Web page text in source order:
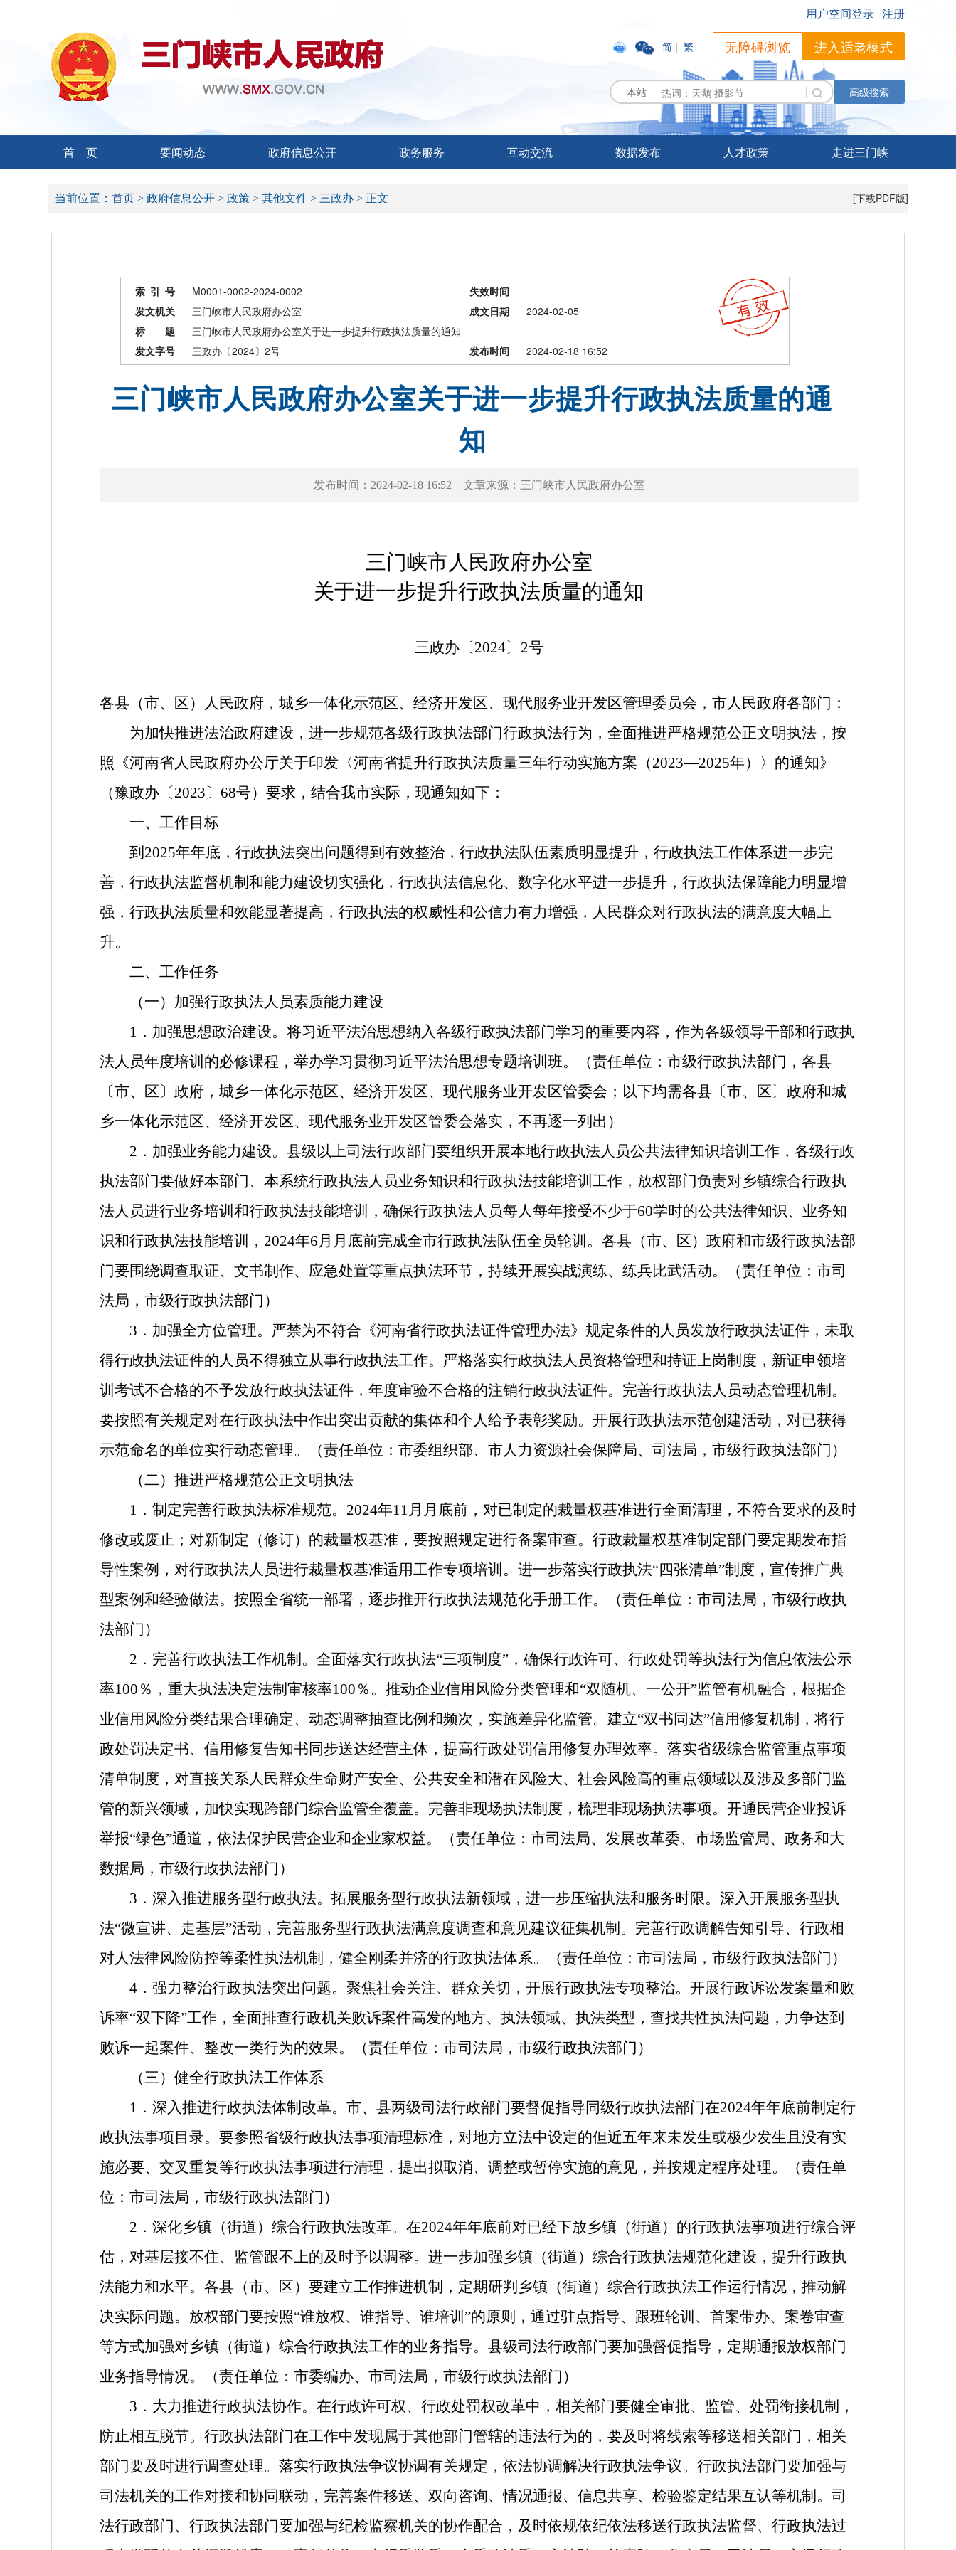
简 | 繁 无障碍浏览 进入适老模式
本站 高级搜索
首 页 要闻动态 政府信息公开 政务服务 互动交流 数据发布 人才政策 走进三门峡
当前位置： 首页 > 政府信息公开 > 政策 > 其他文件 > 三政办 > 正文 [下载PDF版]
索 引 号 M0001-0002-2024-0002
失效时间
发文机关
三门峡市人民政府办公室 成文日期
2024-02-05
标 题
三门峡市人民政府办公室关于进一步提升行政执法质量的通知
发文字号
三政办〔2024〕2号 发布时间 2024-02-18 16:52
三门峡市人民政府办公室关于进一步提升行政执法质量的通
知
发布时间： 2024-02-18 16:52 文章来源： 三门峡市人民政府办公室
三门峡市人民政府办公室
关于进一步提升行政执法质量的通知
三政办〔2024〕2号
各县（市、区）人民政府，城乡一体化示范区、经济开发区、现代服务业开发区管理委员会，市人民政府各部门：
为加快推进法治政府建设，进一步规范各级行政执法部门行政执法行为，全面推进严格规范公正文明执法，按
照《河南省人民政府办公厅关于印发〈河南省提升行政执法质量三年行动实施方案（2023—2025年）〉的通知》
（豫政办〔2023〕68号）要求，结合我市实际，现通知如下：
一、工作目标
到2025年年底，行政执法突出问题得到有效整治，行政执法队伍素质明显提升，行政执法工作体系进一步完
善，行政执法监督机制和能力建设切实强化，行政执法信息化、数字化水平进一步提升，行政执法保障能力明显增
强，行政执法质量和效能显著提高，行政执法的权威性和公信力有力增强，人民群众对行政执法的满意度大幅上
升。
二、工作任务
（一）加强行政执法人员素质能力建设
1．加强思想政治建设。将习近平法治思想纳入各级行政执法部门学习的重要内容，作为各级领导干部和行政执
法人员年度培训的必修课程，举办学习贯彻习近平法治思想专题培训班。（责任单位：市级行政执法部门，各县
〔市、区〕政府，城乡一体化示范区、经济开发区、现代服务业开发区管委会；以下均需各县〔市、区〕政府和城
乡一体化示范区、经济开发区、现代服务业开发区管委会落实，不再逐一列出）
2．加强业务能力建设。县级以上司法行政部门要组织开展本地行政执法人员公共法律知识培训工作，各级行政
执法部门要做好本部门、本系统行政执法人员业务知识和行政执法技能培训工作，放权部门负责对乡镇综合行政执
法人员进行业务培训和行政执法技能培训，确保行政执法人员每人每年接受不少于60学时的公共法律知识、业务知
识和行政执法技能培训，2024年6月月底前完成全市行政执法队伍全员轮训。各县（市、区）政府和市级行政执法部
门要围绕调查取证、文书制作、应急处置等重点执法环节，持续开展实战演练、练兵比武活动。（责任单位：市司
法局，市级行政执法部门）
3．加强全方位管理。严禁为不符合《河南省行政执法证件管理办法》规定条件的人员发放行政执法证件，未取
得行政执法证件的人员不得独立从事行政执法工作。严格落实行政执法人员资格管理和持证上岗制度，新证申领培
训考试不合格的不予发放行政执法证件，年度审验不合格的注销行政执法证件。完善行政执法人员动态管理机制。
要按照有关规定对在行政执法中作出突出贡献的集体和个人给予表彰奖励。开展行政执法示范创建活动，对已获得
示范命名的单位实行动态管理。（责任单位：市委组织部、市人力资源社会保障局、司法局，市级行政执法部门）
（二）推进严格规范公正文明执法
1．制定完善行政执法标准规范。2024年11月月底前，对已制定的裁量权基准进行全面清理，不符合要求的及时
修改或废止；对新制定（修订）的裁量权基准，要按照规定进行备案审查。行政裁量权基准制定部门要定期发布指
导性案例，对行政执法人员进行裁量权基准适用工作专项培训。进一步落实行政执法“四张清单”制度，宣传推广典
型案例和经验做法。按照全省统一部署，逐步推开行政执法规范化手册工作。（责任单位：市司法局，市级行政执
法部门）
2．完善行政执法工作机制。全面落实行政执法“三项制度”，确保行政许可、行政处罚等执法行为信息依法公示
率100％，重大执法决定法制审核率100％。推动企业信用风险分类管理和“双随机、一公开”监管有机融合，根据企
业信用风险分类结果合理确定、动态调整抽查比例和频次，实施差异化监管。建立“双书同达”信用修复机制，将行
政处罚决定书、信用修复告知书同步送达经营主体，提高行政处罚信用修复办理效率。落实省级综合监管重点事项
清单制度，对直接关系人民群众生命财产安全、公共安全和潜在风险大、社会风险高的重点领域以及涉及多部门监
管的新兴领域，加快实现跨部门综合监管全覆盖。完善非现场执法制度，梳理非现场执法事项。开通民营企业投诉
举报“绿色”通道，依法保护民营企业和企业家权益。（责任单位：市司法局、发展改革委、市场监管局、政务和大
数据局，市级行政执法部门）
3．深入推进服务型行政执法。拓展服务型行政执法新领域，进一步压缩执法和服务时限。深入开展服务型执
法“微宣讲、走基层”活动，完善服务型行政执法满意度调查和意见建议征集机制。完善行政调解告知引导、行政相
对人法律风险防控等柔性执法机制，健全刚柔并济的行政执法体系。（责任单位：市司法局，市级行政执法部门）
4．强力整治行政执法突出问题。聚焦社会关注、群众关切，开展行政执法专项整治。开展行政诉讼发案量和败
诉率“双下降”工作，全面排查行政机关败诉案件高发的地方、执法领域、执法类型，查找共性执法问题，力争达到
败诉一起案件、整改一类行为的效果。（责任单位：市司法局，市级行政执法部门）
（三）健全行政执法工作体系
1．深入推进行政执法体制改革。市、县两级司法行政部门要督促指导同级行政执法部门在2024年年底前制定行
政执法事项目录。要参照省级行政执法事项清理标准，对地方立法中设定的但近五年来未发生或极少发生且没有实
施必要、交叉重复等行政执法事项进行清理，提出拟取消、调整或暂停实施的意见，并按规定程序处理。（责任单
位：市司法局，市级行政执法部门）
2．深化乡镇（街道）综合行政执法改革。在2024年年底前对已经下放乡镇（街道）的行政执法事项进行综合评
估，对基层接不住、监管跟不上的及时予以调整。进一步加强乡镇（街道）综合行政执法规范化建设，提升行政执
法能力和水平。各县（市、区）要建立工作推进机制，定期研判乡镇（街道）综合行政执法工作运行情况，推动解
决实际问题。放权部门要按照“谁放权、谁指导、谁培训”的原则，通过驻点指导、跟班轮训、首案带办、案卷审查
等方式加强对乡镇（街道）综合行政执法工作的业务指导。县级司法行政部门要加强督促指导，定期通报放权部门
业务指导情况。（责任单位：市委编办、市司法局，市级行政执法部门）
3．大力推进行政执法协作。在行政许可权、行政处罚权改革中，相关部门要健全审批、监管、处罚衔接机制，
防止相互脱节。行政执法部门在工作中发现属于其他部门管辖的违法行为的，要及时将线索等移送相关部门，相关
部门要及时进行调查处理。落实行政执法争议协调有关规定，依法协调解决行政执法争议。行政执法部门要加强与
司法机关的工作对接和协同联动，完善案件移送、双向咨询、情况通报、信息共享、检验鉴定结果互认等机制。司
法行政部门、行政执法部门要加强与纪检监察机关的协作配合，及时依规依纪依法移送行政执法监督、行政执法过